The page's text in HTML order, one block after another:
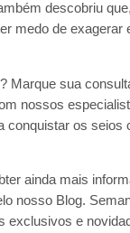
descobriu
medo de exagerar
Marque sua
nossos
conquistar os seios
ainda mais
nosso Blog.
exclusivos e